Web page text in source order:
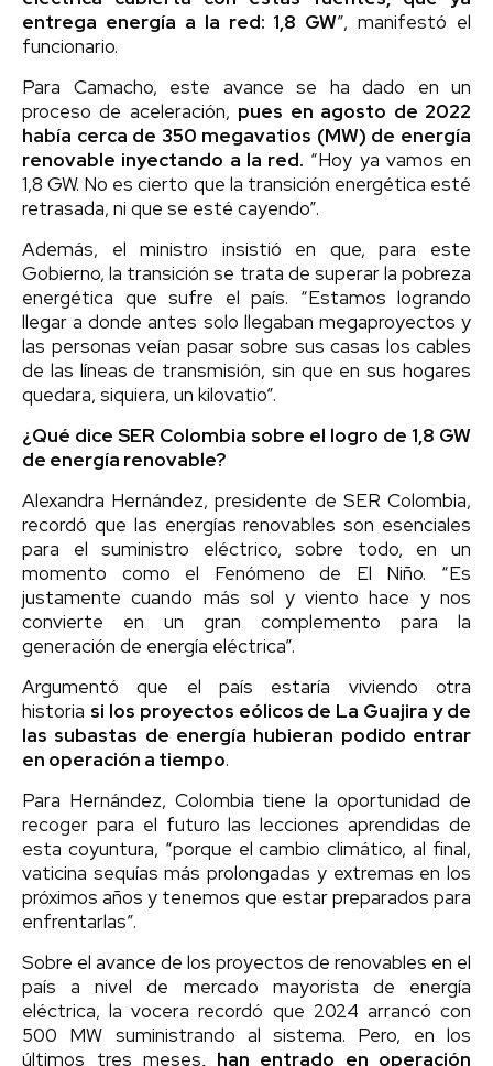
entrega energía a la red: 1,8 GW”, manifestó el
funcionario.
Para Camacho, este avance se ha dado en un
proceso de aceleración, pues en agosto de 2022
había cerca de 350 megavatios (MW) de energía
renovable inyectando a la red. “Hoy ya vamos en
1,8 GW. No es cierto que la transición energética esté
retrasada, ni que se esté cayendo”.
Además, el ministro insistió en que, para este
Gobierno, la transición se trata de superar la pobreza
energética que sufre el país. “Estamos logrando
llegar a donde antes solo llegaban megaproyectos y
las personas veían pasar sobre sus casas los cables
de las líneas de transmisión, sin que en sus hogares
quedara, siquiera, un kilovatio”.
¿Qué dice SER Colombia sobre el logro de 1,8 GW
de energía renovable?
Alexandra Hernández, presidente de SER Colombia,
recordó que las energías renovables son esenciales
para el suministro eléctrico, sobre todo, en un
momento como el Fenómeno de El Niño. “Es
justamente cuando más sol y viento hace y nos
convierte en un gran complemento para la
generación de energía eléctrica”.
Argumentó que el país estaría viviendo otra
historia si los proyectos eólicos de La Guajira y de
las subastas de energía hubieran podido entrar
en operación a tiempo.
Para Hernández, Colombia tiene la oportunidad de
recoger para el futuro las lecciones aprendidas de
esta coyuntura, “porque el cambio climático, al final,
vaticina sequías más prolongadas y extremas en los
próximos años y tenemos que estar preparados para
enfrentarlas”.
Sobre el avance de los proyectos de renovables en el
país a nivel de mercado mayorista de energía
eléctrica, la vocera recordó que 2024 arrancó con
500 MW suministrando al sistema. Pero, en los
últimos tres meses, han entrado en operación